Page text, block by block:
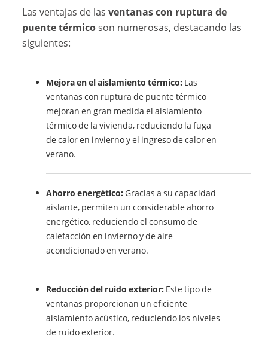
Las ventajas de lasventanas con ruptura de
puente térmicoson numerosas, destacando las
siguientes:
Mejora en el aislamiento térmico: Las
ventanas con ruptura de puente térmico
mejoran en gran medida el aislamiento
térmico de la vivienda, reduciendo la fuga
de calor en invierno y el ingreso de calor en
verano.
Ahorro energético: Gracias a su capacidad
aislante, permiten un considerable ahorro
energético, reduciendo el consumo de
calefacción en invierno y de aire
acondicionado en verano.
Reducción del ruido exterior: Este tipo de
ventanas proporcionan un eficiente
aislamiento acústico, reduciendo los niveles
de ruido exterior.